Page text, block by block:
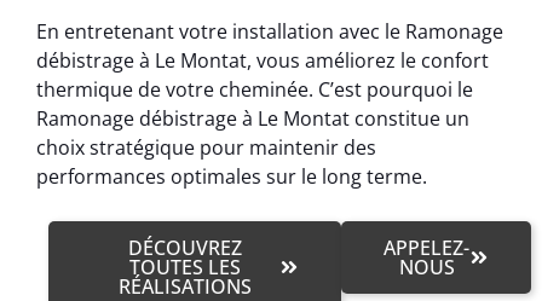
En entretenant votre installation avec le Ramonage
débistrage à Le Montat, vous améliorez le confort
thermique de votre cheminée. C’est pourquoi le
Ramonage débistrage à Le Montat constitue un
choix stratégique pour maintenir des
performances optimales sur le long terme.
DÉCOUVREZ
TOUTES LES
RÉALISATIONS
APPELEZ-
NOUS